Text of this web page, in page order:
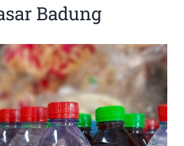
Badung